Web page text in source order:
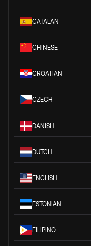
CATALAN
CHINESE
CROATIAN
CZECH
DANISH
DUTCH
ENGLISH
ESTONIAN
FILIPINO